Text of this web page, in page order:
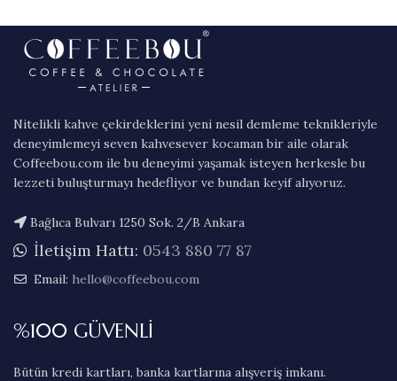
Nitelikli kahve çekirdeklerini yeni nesil demleme teknikleriyle
deneyimlemeyi seven kahvesever kocaman bir aile olarak
Coffeebou.com ile bu deneyimi yaşamak isteyen herkesle bu
lezzeti buluşturmayı hedefliyor ve bundan keyif alıyoruz.
Bağlıca Bulvarı 1250 Sok. 2/B Ankara
İletişim Hattı: 0543 880 77 87
Email: hello@coffeebou.com
%100 GÜVENLİ
Bütün kredi kartları, banka kartlarına alışveriş imkanı.